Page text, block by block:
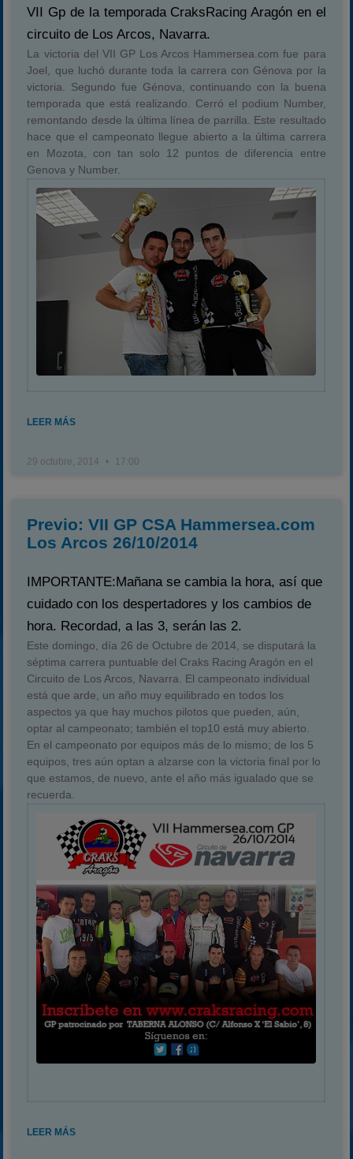
VII Gp de la temporada CraksRacing Aragón en el
circuito de Los Arcos, Navarra.
La victoria del VII GP Los Arcos Hammersea.com fue para
Joel, que luchó durante toda la carrera con Génova por la
victoria. Segundo fue Génova, continuando con la buena
temporada que está realizando. Cerró el podium Number,
remontando desde la última línea de parrilla. Este resultado
hace que el campeonato llegue abierto a la última carrera
en Mozota, con tan solo 12 puntos de diferencia entre
Genova y Number.
LEER MÁS
29 octubre, 2014 17:00
Previo: VII GP CSA Hammersea.com
Los Arcos 26/10/2014
IMPORTANTE:Mañana se cambia la hora, así que
cuidado con los despertadores y los cambios de
hora. Recordad, a las 3, serán las 2.
Este domingo, día 26 de Octubre de 2014, se disputará la
séptima carrera puntuable del Craks Racing Aragón en el
Circuito de Los Arcos, Navarra. El campeonato individual
está que arde, un año muy equilibrado en todos los
aspectos ya que hay muchos pilotos que pueden, aún,
optar al campeonato; también el top10 está muy abierto.
En el campeonato por equipos más de lo mismo; de los 5
equipos, tres aún optan a alzarse con la victoria final por lo
que estamos, de nuevo, ante el año más igualado que se
recuerda.
LEER MÁS